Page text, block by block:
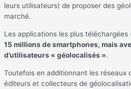
leurs utilisateurs) de proposer des
marché.
Les applications les plus
15 millions de smartphones, mais
d’utilisateurs « géolocalisés ».
Toutefois en additionnant les réseaux
éditeurs et collecteurs de